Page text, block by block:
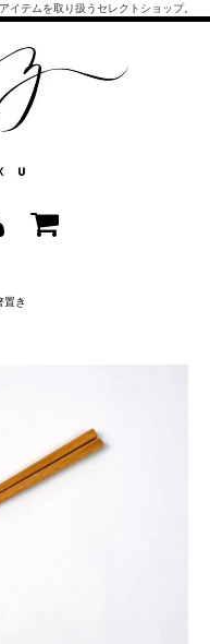
イテムを取り扱うセレクトショップ。
置き